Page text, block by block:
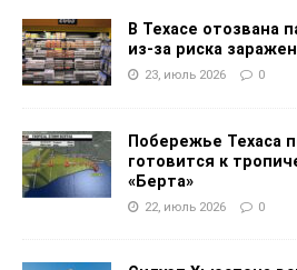
В Техасе отозвана
из-за риска
23, июль 2026 0
Побережье Техаса
готовится к
«Берта»
22, июль 2026 0